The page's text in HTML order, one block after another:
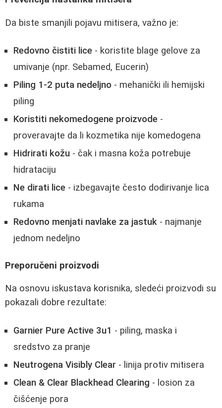
Da biste smanjili pojavu mitisera, važno je:
Redovno čistiti lice - koristite blage gelove za
umivanje (npr. Sebamed, Eucerin)
Piling 1-2 puta nedeljno - mehanički ili hemijski
piling
Koristiti nekomedogene proizvode -
proveravajte da li kozmetika nije komedogena
Hidrirati kožu - čak i masna koža potrebuje
hidrataciju
Ne dirati lice - izbegavajte često dodirivanje lica
rukama
Redovno menjati navlake za jastuk - najmanje
jednom nedeljno
Preporučeni proizvodi
Na osnovu iskustava korisnika, sledeći proizvodi su
pokazali dobre rezultate:
Garnier Pure Active 3u1 - piling, maska i
sredstvo za pranje
Neutrogena Visibly Clear - linija protiv mitisera
Clean & Clear Blackhead Clearing - losion za
čišćenje pora